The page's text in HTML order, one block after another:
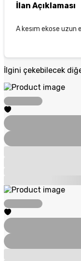
İlan Açıklaması
A kesım ekose uzun
İlgini çekebilecek